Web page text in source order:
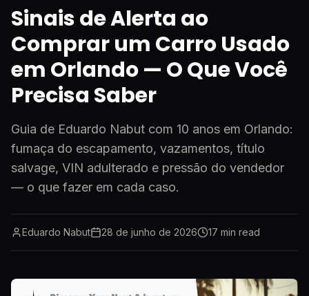
Sinais de Alerta ao
Comprar um Carro Usado
em Orlando — O Que Você
Precisa Saber
Guia de Eduardo Nabut com 10 anos em Orlando:
fumaça do escapamento, vazamentos, título
salvage, VIN adulterado e pressão do vendedor
— o que fazer em cada caso.
Eduardo Nabut 28 de junho de 2026 17 min read